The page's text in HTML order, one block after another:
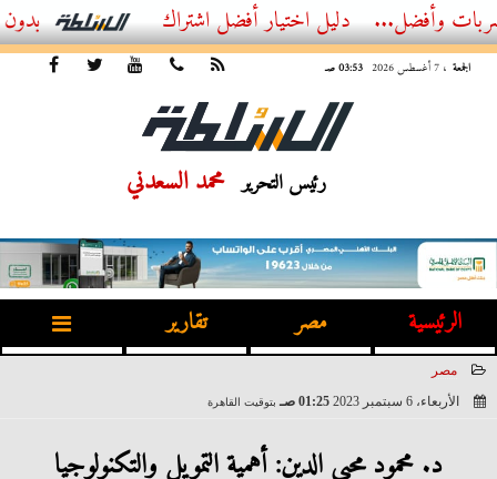
أفضل اشتراك IPTV بدون تقطيع 2026 – دليل المشاهد العصري
الجمعة ، 7 أغسطس 2026 03:53 صـ
رئيس التحرير محمد السعدني
الرئيسية مصر تقارير
مصر
الأربعاء، 6 سبتمبر 2023
01:25 صـ بتوقيت القاهرة
د. محمود محيي الدين: أهمية التمويل والتكنولوجيا